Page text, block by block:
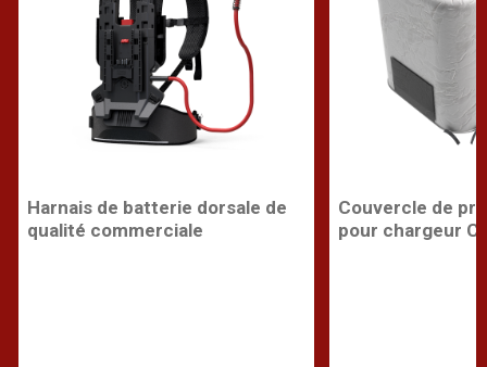
Harnais de batterie dorsale de
qualité commerciale
Couvercle de
pour chargeur